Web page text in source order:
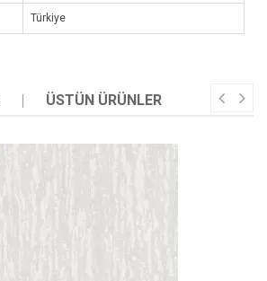
Türkiye
ÜSTÜN ÜRÜNLER